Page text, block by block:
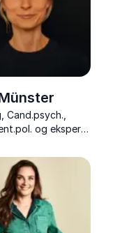
Cand.psych.,
og ekspert i